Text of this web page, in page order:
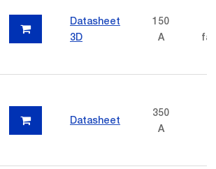
Datasheet
3D
150
A
Datasheet
350
A